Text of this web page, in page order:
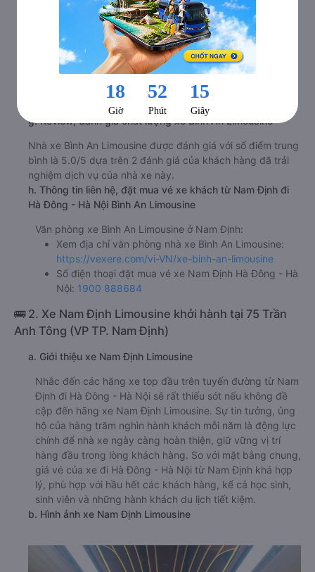
Văn phòng Ao Sào
f. Giá vé giá xe khách đi Hà Đông - Hà Nội từ Nam Định
Bình An Limousine
limousine 130000đ/vé
g. Review, đánh giá chất lượng xe Bình An Limousine
Nhà xe Bình An Limousine được đánh giá với số điểm trung
bình là 5.0/5 dựa trên 2 đánh giá của khách hàng đã trải
nghiệm dịch vụ của nhà xe này.
h. Thông tin liên hệ, đặt mua vé xe khách từ Nam Định đi
Hà Đông - Hà Nội Bình An Limousine
Văn phòng xe Bình An Limousine ở Nam Định:
Xem địa chỉ văn phòng nhà xe Bình An Limousine:
https://vexere.com/vi-VN/xe-binh-an-limousine
Số điện thoại đặt mua vé xe Nam Định Hà Đông - Hà
Nội: 1900 888684
🚌 2. Xe Nam Định Limousine khởi hành tại 75 Trần
Anh Tông (VP TP. Nam Định)
a. Giới thiệu xe Nam Định Limousine
Nhắc đến các hãng xe top đầu trên tuyến đường từ Nam
Định đi Hà Đông - Hà Nội sẽ rất thiếu sót nếu không đề
cập đến hãng xe Nam Định Limousine. Sự tin tưởng, ủng
hộ của hàng trăm nghìn hành khách mỗi năm là động lực
chính để nhà xe ngày càng hoàn thiện, giữ vững vị trí
hàng đầu trong lòng khách hàng. So với mặt bằng chung,
giá vé của xe đi Hà Đông - Hà Nội từ Nam Định khá hợp
lý, phù hợp với hầu hết các khách hàng, kể cả học sinh,
sinh viên và những hành khách du lịch tiết kiệm.
b. Hình ảnh xe Nam Định Limousine